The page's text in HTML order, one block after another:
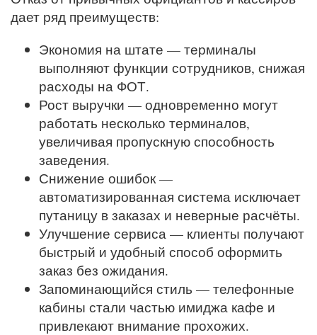
дает ряд преимуществ:
Экономия на штате — терминалы
выполняют функции сотрудников, снижая
расходы на ФОТ.
Рост выручки — одновременно могут
работать несколько терминалов,
увеличивая пропускную способность
заведения.
Снижение ошибок —
автоматизированная система исключает
путаницу в заказах и неверные расчёты.
Улучшение сервиса — клиенты получают
быстрый и удобный способ оформить
заказ без ожидания.
Запоминающийся стиль — телефонные
кабины стали частью имиджа кафе и
привлекают внимание прохожих.